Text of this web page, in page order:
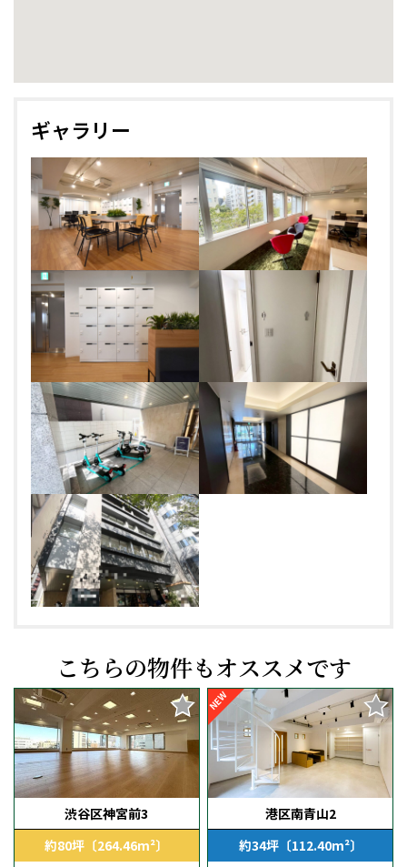
ギャラリー
こちらの物件もオススメです
渋谷区神宮前3
約80坪〔264.46m²〕
NEW
港区南青山2
約34坪〔112.40m²〕